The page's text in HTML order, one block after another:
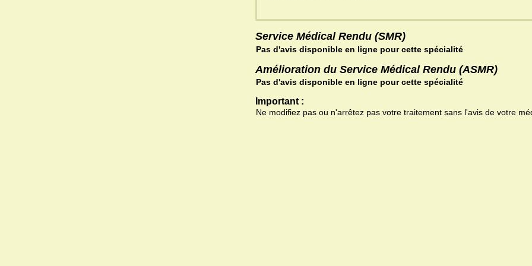
Service Médical Rendu (SMR)
Pas d'avis disponible en ligne pour cette spécialité
Amélioration du Service Médical Rendu (ASMR)
Pas d'avis disponible en ligne pour cette spécialité
Important :
Ne modifiez pas ou n'arrêtez pas votre traitement sans l'avis de votre